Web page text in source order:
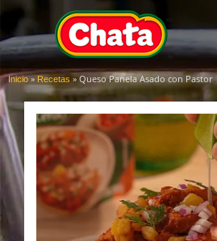
Inicio»Recetas»Queso Panela Asado con Pastor